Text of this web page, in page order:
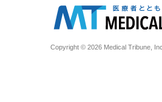
Copyright © 2026 Medical Tribune,